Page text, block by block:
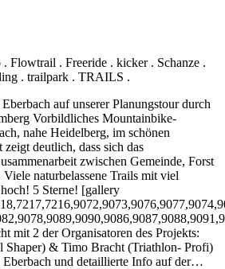
Flowtrail . Freeride . kicker . Schanze .
. trailpark . TRAILS .
auf unserer Planungstour durch
Vorbildliches Mountainbike-
nahe Heidelberg, im schönen
deutlich, dass sich das
zwischen Gemeinde, Forst
naturbelassene Trails mit viel
5 Sterne! [gallery
mit 2 der Organisatoren des Projekts:
& Timo Bracht (Triathlon- Profi)
und detaillierte Info auf der…